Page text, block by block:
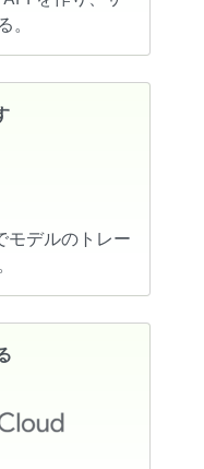
。
デルのトレー